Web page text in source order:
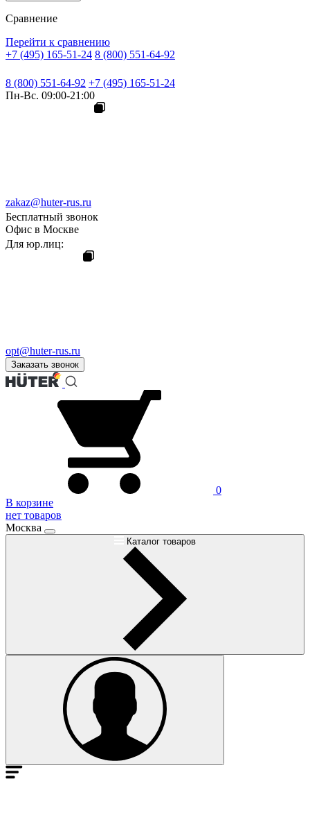
Сравнение
Перейти к сравнению
+7 (495) 165-51-24 8 (800) 551-64-92
8 (800) 551-64-92 +7 (495) 165-51-24
Пн-Вс. 09:00-21:00
zakaz@huter-rus.ru
Бесплатный звонок
Офис в Москве
Для юр.лиц:
opt@huter-rus.ru
Заказать звонок
0
В корзине
нет товаров
Москва
Каталог товаров